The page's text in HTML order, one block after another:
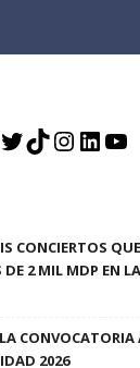
Twitter
TikTok
CONCIERTOS QUE
2 MIL MDP EN
CONVOCATORIA
2026